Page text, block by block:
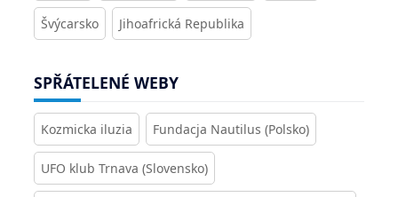
Švýcarsko Jihoafrická Republika
SPŘÁTELENÉ WEBY
Kozmicka iluzia Fundacja Nautilus (Polsko)
UFO klub Trnava (Slovensko)